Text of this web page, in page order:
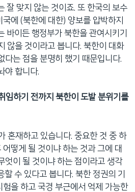
잘 맞지 않는 것이죠. 또 한국의 보수
에 (북한에 대한) 양보를 압박하지
바이든 행정부가 북한을 관여시키기
않을 것이라고 봅니다. 북한이 대화
다는 점을 분명히 했기 때문입니다.
야 합니다.
임하기 전까지 북한이 도발 분위기를
혼재하고 있습니다. 중요한 것 중 하
떻게 될 것이냐 하는 것과 그에 대
엇이 될 것이냐 하는 점이라고 생각
수 있다고 봅니다. 북한 정권의 기
을 하고 국경 부근에서 억제 가능한